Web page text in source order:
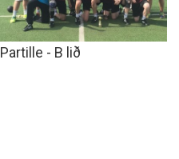
Partille - B lið